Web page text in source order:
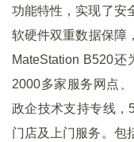
功能特性，实现了安
软硬件双重数据保障
MateStation B520
2000多家服务网点
政企技术支持专线，
门店及上门服务。包